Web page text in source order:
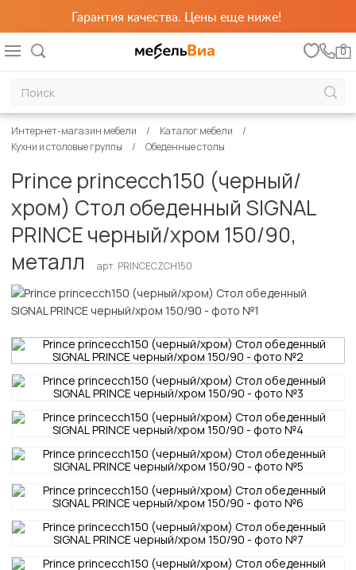
Гарантия качества. Цены еще ниже!
0
Интернет-магазин мебели
Каталог мебели
Кухни и столовые группы
Обеденные столы
Prince princecch150 (черный/
хром) Стол обеденный SIGNAL
PRINCE черный/хром 150/90,
металл
арт. PRINCECZCH150